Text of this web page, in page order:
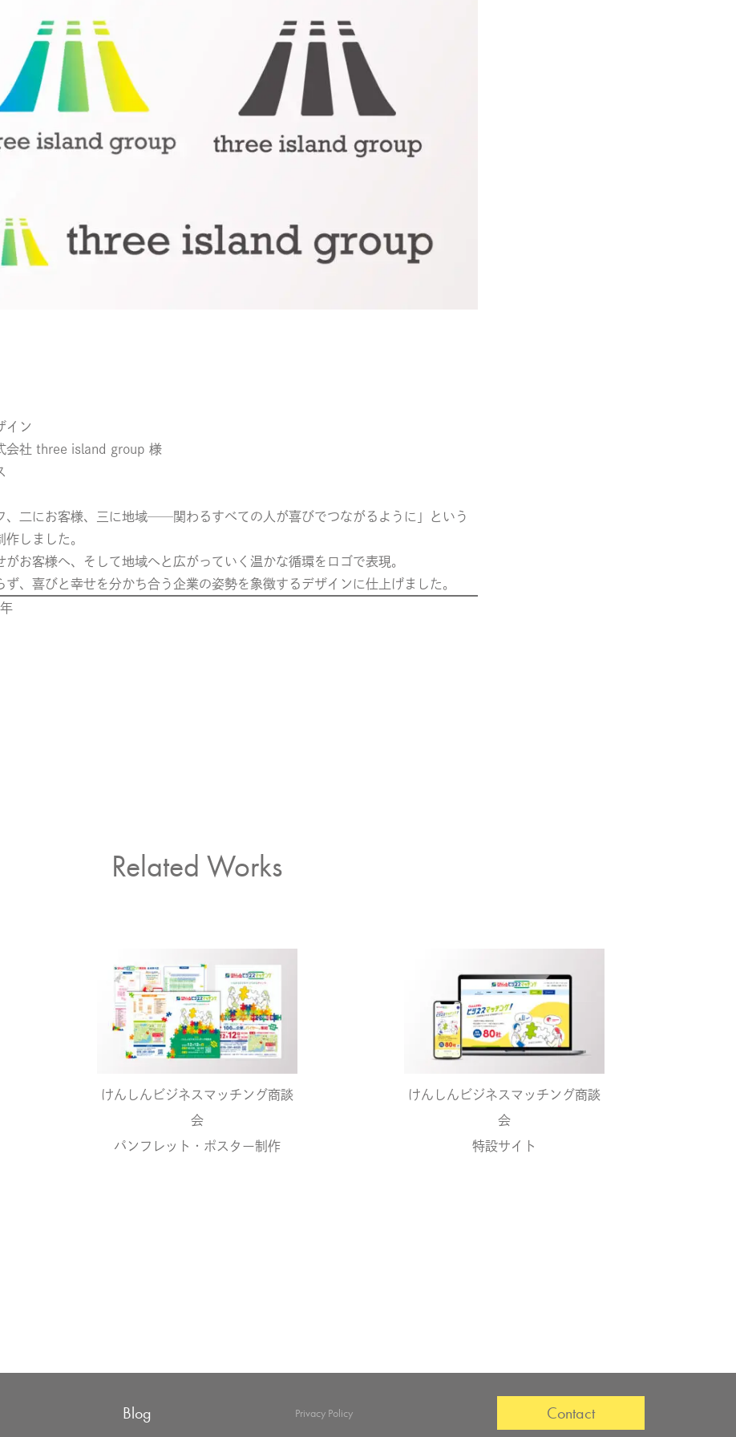
イン
会社 three island group 様
、二にお客様、三に地域──関わるすべての人が喜びでつながるように」という
しました。
がお客様へ、そして地域へと広がっていく温かな循環をロゴで表現。
ず、喜びと幸せを分かち合う企業の姿勢を象徴するデザインに仕上げました。
Related Works
けんしんビジネスマッチング商談
会
パンフレット・ポスター制作
けんしんビジネスマッチング商談
会
特設サイト
Blog Privacy Policy Contact